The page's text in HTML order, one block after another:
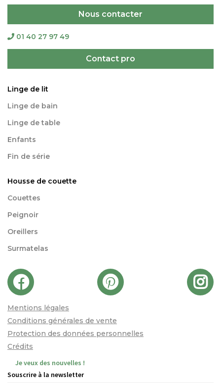
Nous contacter
01 40 27 97 49
Contact pro
Linge de lit
Linge de bain
Linge de table
Enfants
Fin de série
Housse de couette
Couettes
Peignoir
Oreillers
Surmatelas
Mentions légales
Conditions générales de vente
Protection des données personnelles
Crédits
Je veux des nouvelles !
Souscrire à la newsletter